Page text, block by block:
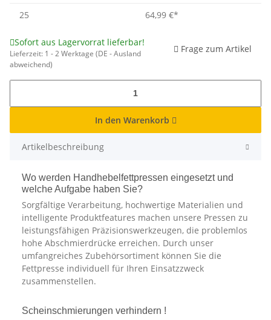
25
64,99 €*
Sofort aus Lagervorrat lieferbar!
Lieferzeit: 1 - 2 Werktage (DE - Ausland
abweichend)
Frage zum Artikel
In den Warenkorb
Artikelbeschreibung
Wo werden Handhebelfettpressen eingesetzt und
welche Aufgabe haben Sie?
Sorgfältige Verarbeitung, hochwertige Materialien und
intelligente Produktfeatures machen unsere Pressen zu
leistungsfähigen Präzisionswerkzeugen, die problemlos
hohe Abschmierdrücke erreichen. Durch unser
umfangreiches Zubehörsortiment können Sie die
Fettpresse individuell für Ihren Einsatzzweck
zusammenstellen.
Scheinschmierungen verhindern !